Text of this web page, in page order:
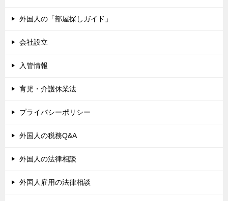
外国人の「部屋探しガイド」
会社設立
入管情報
育児・介護休業法
プライバシーポリシー
外国人の税務Q&A
外国人の法律相談
外国人雇用の法律相談